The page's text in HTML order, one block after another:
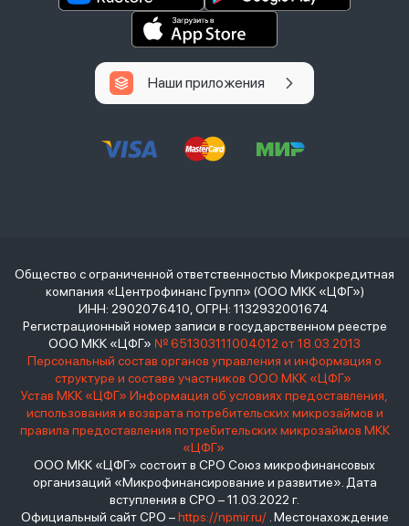
Наши приложения
Общество с ограниченной ответственностью Микрокредитная
компания «Центрофинанс Групп» (ООО МКК «ЦФГ»)
ИНН: 2902076410, ОГРН: 1132932001674
Регистрационный номер записи в государственном реестре
ООО МКК «ЦФГ» № 651303111004012 от 18.03.2013
Персональный состав органов управления и информация о
структуре и составе участников ООО МКК «ЦФГ»
Устав МКК «ЦФГ» Информация об условиях предоставления,
использования и возврата потребительских микрозаймов и
правила предоставления потребительских микрозаймов МКК
«ЦФГ»
ООО МКК «ЦФГ» состоит в СРО Союз микрофинансовых
организаций «Микрофинансирование и развитие». Дата
вступления в СРО – 11.03.2022 г.
Официальный сайт СРО –https://npmir.ru/. Местонахождение